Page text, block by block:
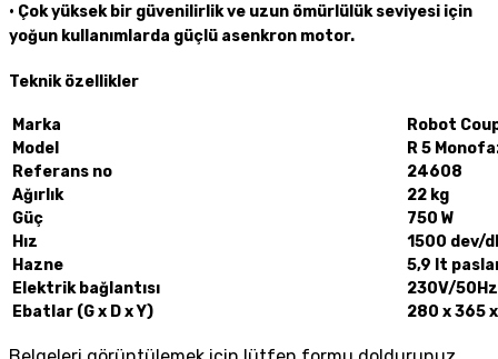
• Çok yüksek bir güvenilirlik ve uzun ömürlülük seviyesi için
yoğun kullanımlarda güçlü asenkron motor.
Teknik özellikler
Marka
Robot
Model
R 5
Referans no
24608
Ağırlık
22 kg
Güç
750 W
Hız
1500 dev/
Hazne
5,9 lt
Elektrik bağlantısı
230V/
Ebatlar (G x D x Y)
280 x 365